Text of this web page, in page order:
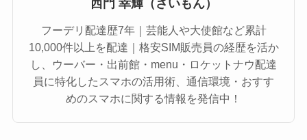
西門 幸輝（さいもん）
フーデリ配達歴7年｜芸能人や大使館など累計
10,000件以上を配達｜格安SIM販売員の経歴を活か
し、ウーバー・出前館・menu・ロケットナウ配達
員に特化したスマホの活用術、通信環境・おすす
めのスマホに関する情報を発信中！